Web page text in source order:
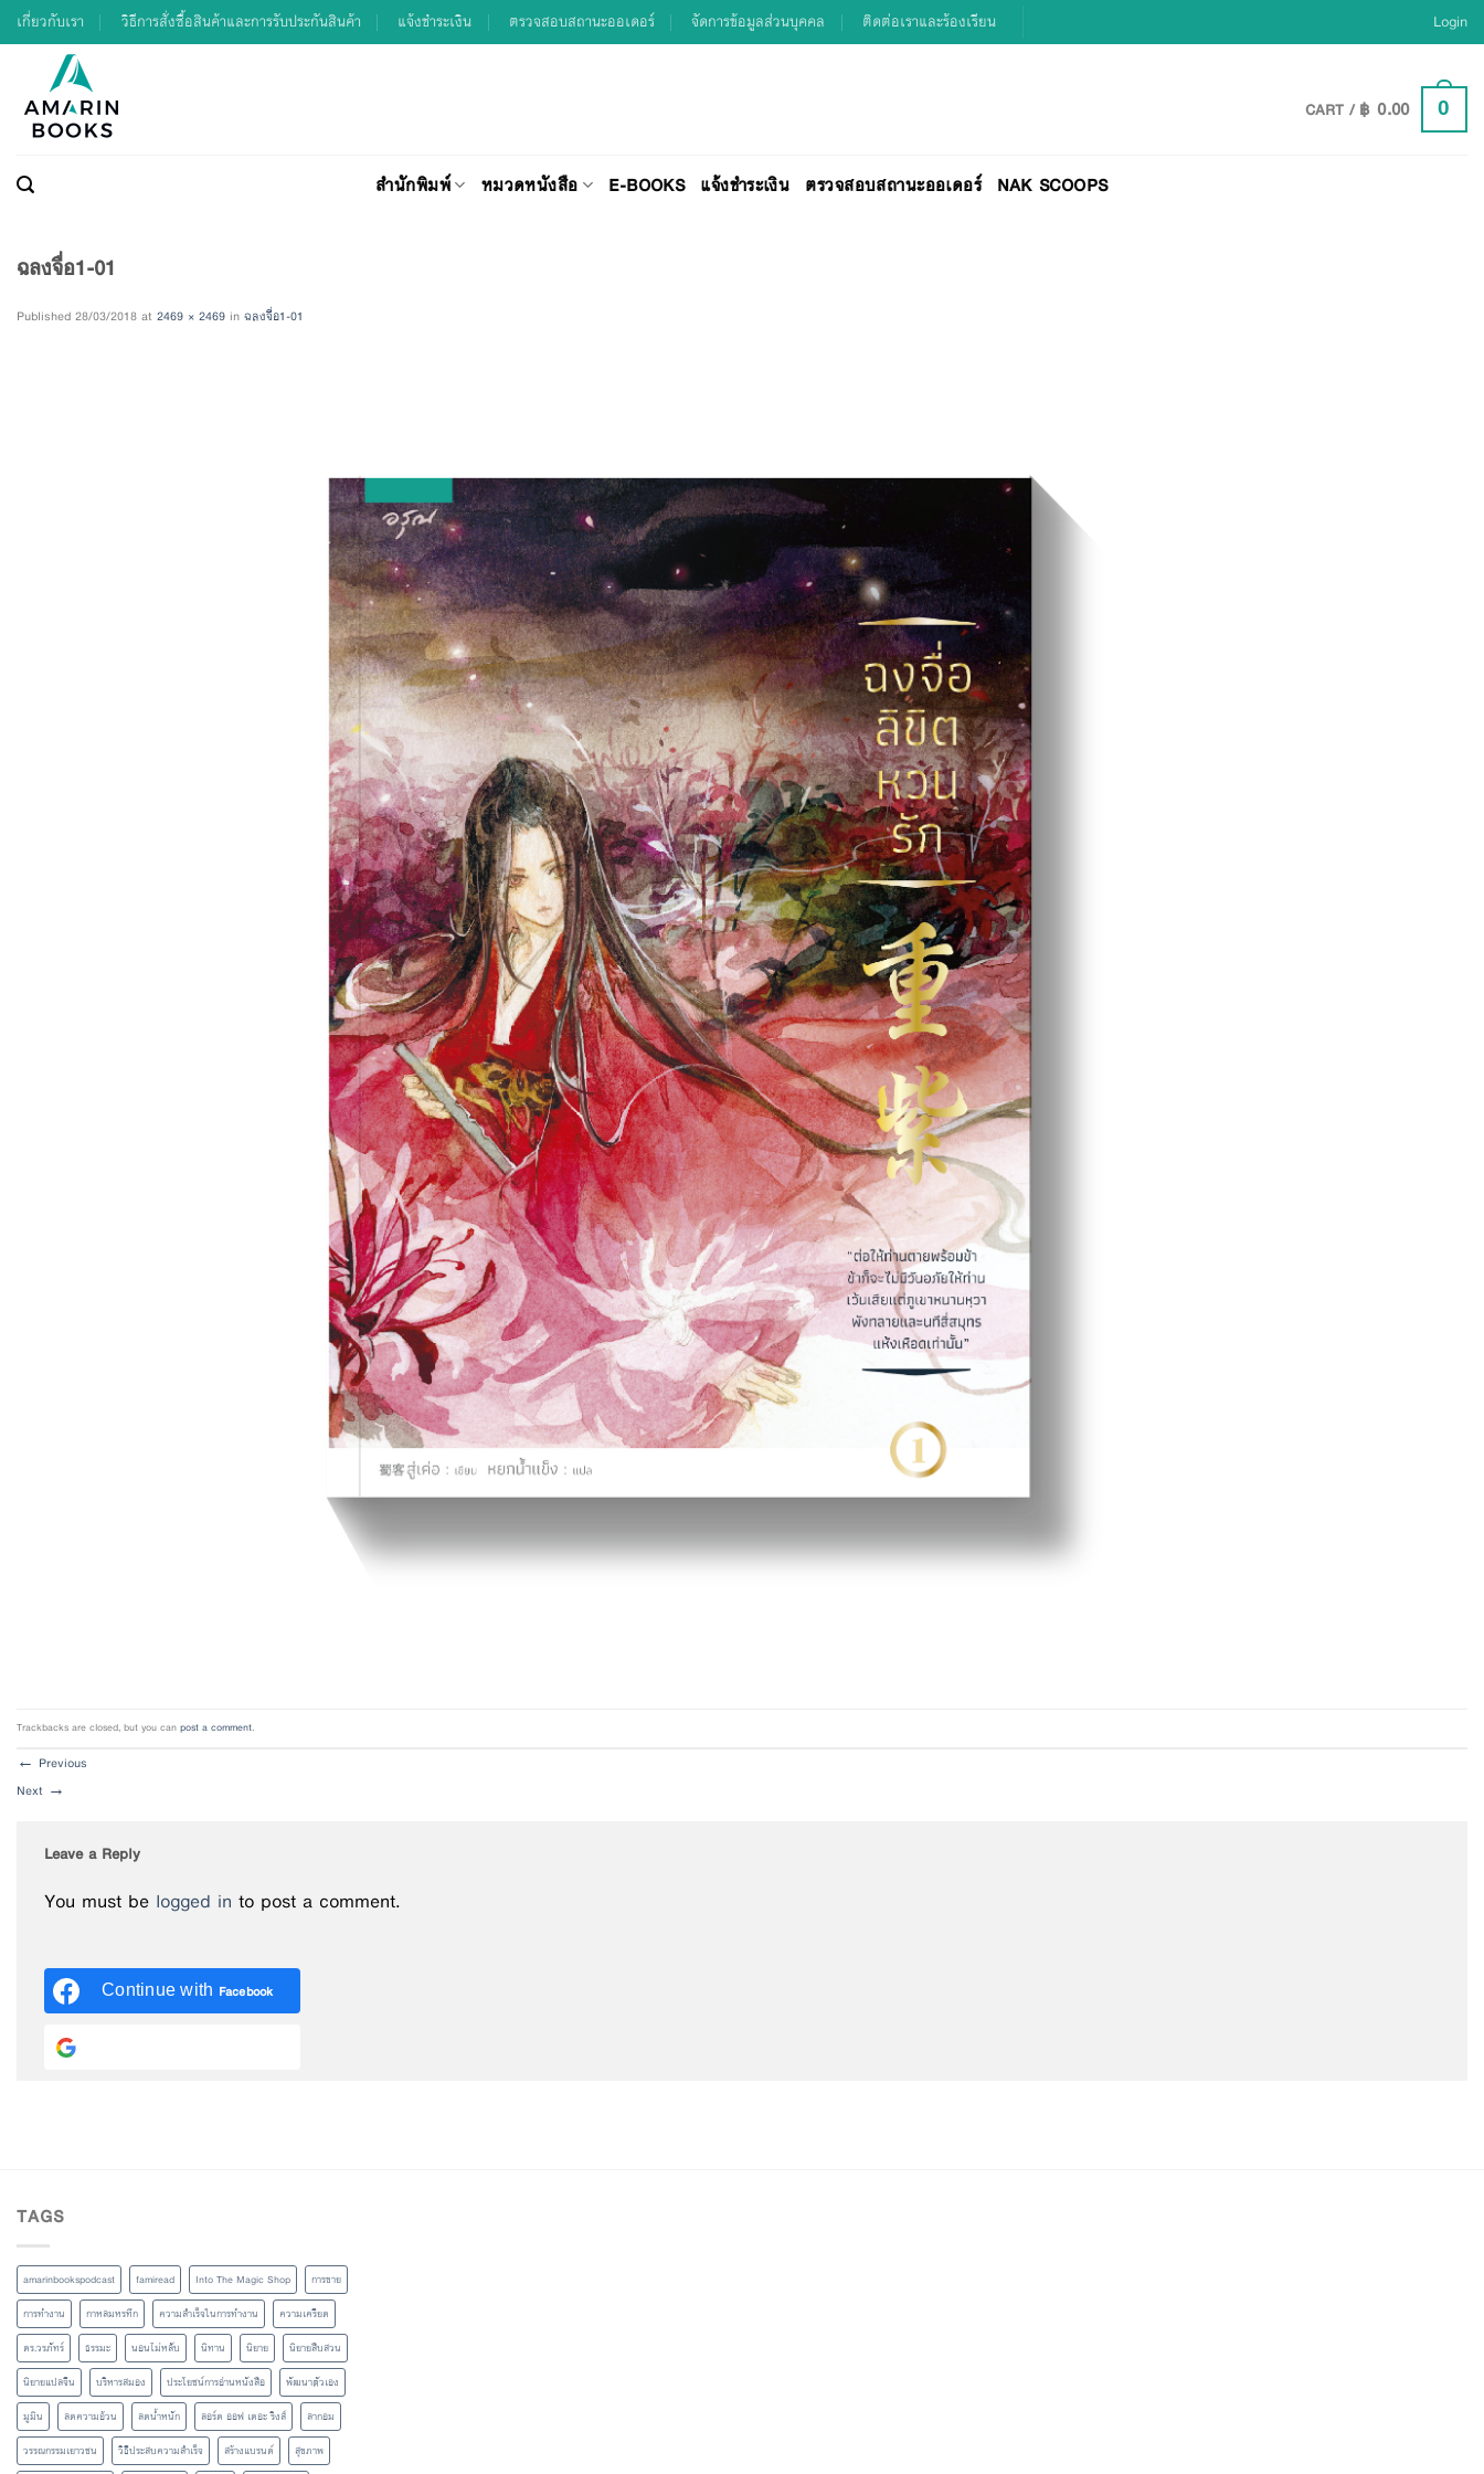
Skip
to
เกี่ยวกับเรา วิธีการสั่งซื้อสินค้าและการรับประกันสินค้า แจ้งชำระเงิน ตรวจสอบสถานะออเดอร์ จัดการข้อมูลส่วนบุคคล ติดต่อเราและร้องเรียน Login
CART /฿ 0.00 0
สำนักพิมพ์ หมวดหนังสือ E-BOOKS แจ้งชำระเงิน ตรวจสอบสถานะออเดอร์ NAK SCOOPS
ฉลงจื่อ1-01
Published 28/03/2018 at 2469 × 2469 in ฉลงจื่อ1-01
Trackbacks are closed, but you canpost a comment.
← Previous
Next →
Leave a Reply
You must be logged in to post a comment.
Continue with Facebook
TAGS
amarinbookspodcast famiread Into The Magic Shop
การขาย
การทำงาน
กาหลมหรทึก ความสำเร็จในการทำงาน
ความเครียด
ดร.วรภัทร์
ธรรมะ นอนไม่หลับ นิทาน นิยาย
นิยายสืบสวน
นิยายแปลจีน
บริหารสมอง ประโยชน์การอ่านหนังสือ
พัฒนาตัวเอง
มูมิน
ลดความอ้วน ลดน้ำหนัก ลอร์ด ออฟ เดอะ ริงส์
ลากอม
วรรณกรรมเยาวชน
วิธีประสบความสำเร็จ สร้างแบรนด์
สุขภาพ